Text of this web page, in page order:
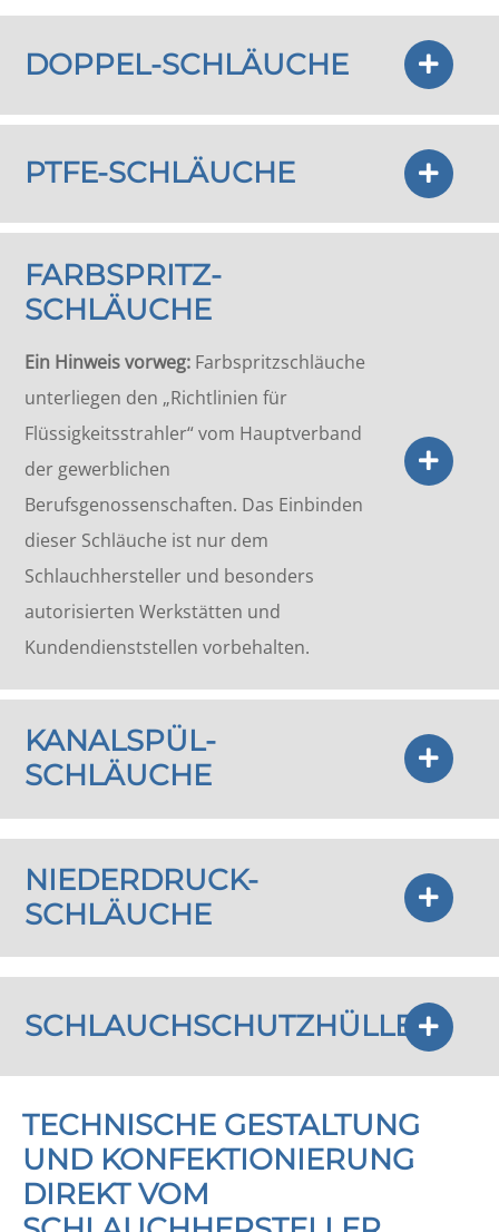
DOPPEL-SCHLÄUCHE
PTFE-SCHLÄUCHE
FARBSPRITZ-
SCHLÄUCHE
Ein Hinweis vorweg: Farbspritzschläuche
unterliegen den „Richtlinien für
Flüssigkeitsstrahler“ vom Hauptverband
der gewerblichen
Berufsgenossenschaften. Das Einbinden
dieser Schläuche ist nur dem
Schlauchhersteller und besonders
autorisierten Werkstätten und
Kundendienststellen vorbehalten.
KANALSPÜL-
SCHLÄUCHE
NIEDERDRUCK-
SCHLÄUCHE
SCHLAUCHSCHUTZHÜLLEN
TECHNISCHE GESTALTUNG
UND KONFEKTIONIERUNG
DIREKT VOM